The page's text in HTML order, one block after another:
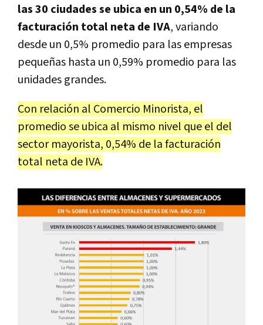
las 30 ciudades se ubica en un 0,54% de la
facturación total neta de IVA, variando
desde un 0,5% promedio para las empresas
pequeñas hasta un 0,59% promedio para las
unidades grandes.
Con relación al Comercio Minorista, el
promedio se ubica al mismo nivel que el del
sector mayorista, 0,54% de la facturación
total neta de IVA.